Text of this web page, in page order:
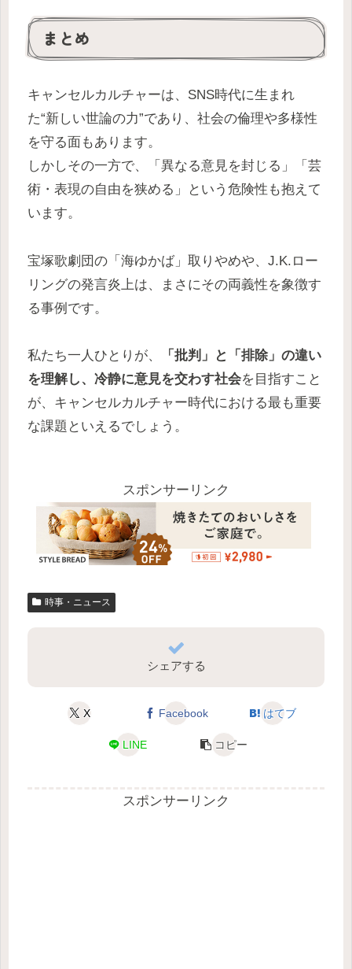
まとめ
キャンセルカルチャーは、SNS時代に生まれ
た“新しい世論の力”であり、社会の倫理や多様性
を守る面もあります。
しかしその一方で、「異なる意見を封じる」「芸
術・表現の自由を狭める」という危険性も抱えて
います。
宝塚歌劇団の「海ゆかば」取りやめや、J.K.ロー
リングの発言炎上は、まさにその両義性を象徴す
る事例です。
私たち一人ひとりが、
「批判」と「排除」の違い
を理解し、冷静に意見を交わす社会を目指すこと
が、キャンセルカルチャー時代における最も重要
な課題といえるでしょう。
スポンサーリンク
時事・ニュース
シェアする
X Facebook はてブ
LINE コピー
スポンサーリンク